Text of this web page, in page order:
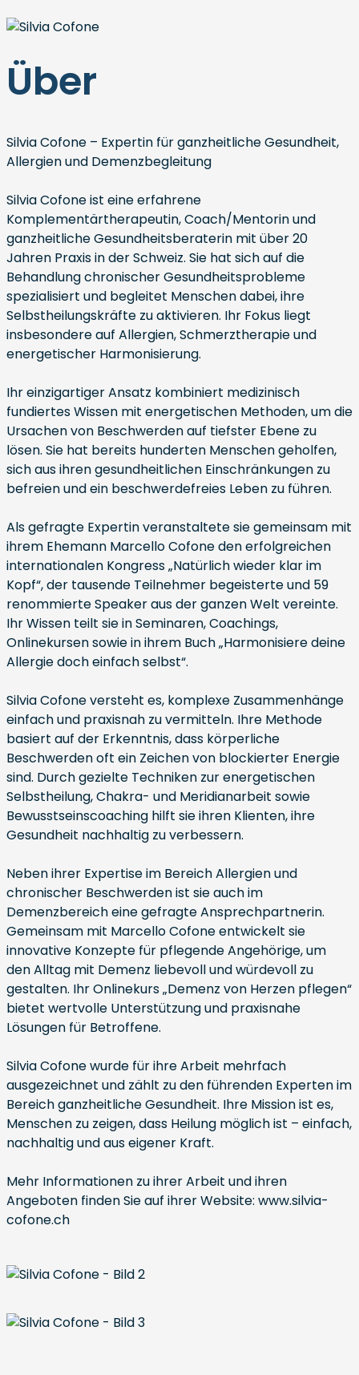
Über
Silvia Cofone – Expertin für ganzheitliche Gesundheit,
Allergien und Demenzbegleitung
Silvia Cofone ist eine erfahrene
Komplementärtherapeutin, Coach/Mentorin und
ganzheitliche Gesundheitsberaterin mit über 20
Jahren Praxis in der Schweiz. Sie hat sich auf die
Behandlung chronischer Gesundheitsprobleme
spezialisiert und begleitet Menschen dabei, ihre
Selbstheilungskräfte zu aktivieren. Ihr Fokus liegt
insbesondere auf Allergien, Schmerztherapie und
energetischer Harmonisierung.
Ihr einzigartiger Ansatz kombiniert medizinisch
fundiertes Wissen mit energetischen Methoden, um die
Ursachen von Beschwerden auf tiefster Ebene zu
lösen. Sie hat bereits hunderten Menschen geholfen,
sich aus ihren gesundheitlichen Einschränkungen zu
befreien und ein beschwerdefreies Leben zu führen.
Als gefragte Expertin veranstaltete sie gemeinsam mit
ihrem Ehemann Marcello Cofone den erfolgreichen
internationalen Kongress „Natürlich wieder klar im
Kopf“, der tausende Teilnehmer begeisterte und 59
renommierte Speaker aus der ganzen Welt vereinte.
Ihr Wissen teilt sie in Seminaren, Coachings,
Onlinekursen sowie in ihrem Buch „Harmonisiere deine
Allergie doch einfach selbst“.
Silvia Cofone versteht es, komplexe Zusammenhänge
einfach und praxisnah zu vermitteln. Ihre Methode
basiert auf der Erkenntnis, dass körperliche
Beschwerden oft ein Zeichen von blockierter Energie
sind. Durch gezielte Techniken zur energetischen
Selbstheilung, Chakra- und Meridianarbeit sowie
Bewusstseinscoaching hilft sie ihren Klienten, ihre
Gesundheit nachhaltig zu verbessern.
Neben ihrer Expertise im Bereich Allergien und
chronischer Beschwerden ist sie auch im
Demenzbereich eine gefragte Ansprechpartnerin.
Gemeinsam mit Marcello Cofone entwickelt sie
innovative Konzepte für pflegende Angehörige, um
den Alltag mit Demenz liebevoll und würdevoll zu
gestalten. Ihr Onlinekurs „Demenz von Herzen pflegen“
bietet wertvolle Unterstützung und praxisnahe
Lösungen für Betroffene.
Silvia Cofone wurde für ihre Arbeit mehrfach
ausgezeichnet und zählt zu den führenden Experten im
Bereich ganzheitliche Gesundheit. Ihre Mission ist es,
Menschen zu zeigen, dass Heilung möglich ist – einfach,
nachhaltig und aus eigener Kraft.
Mehr Informationen zu ihrer Arbeit und ihren
Angeboten finden Sie auf ihrer Website: www.silvia-
cofone.ch